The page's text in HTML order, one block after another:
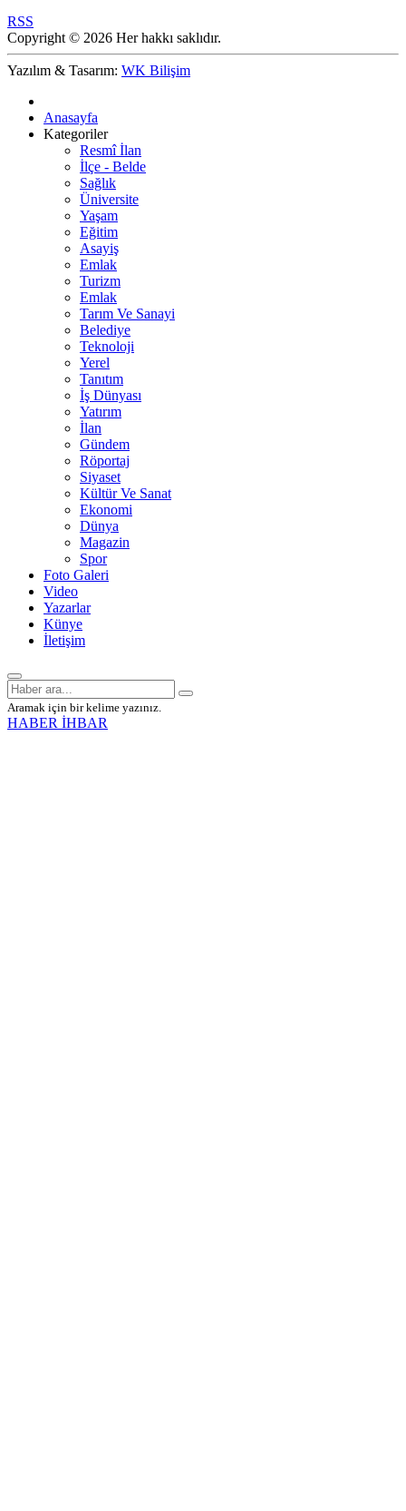
RSS
Copyright © 2026 Her hakkı saklıdır.
Yazılım & Tasarım: WK Bilişim
Anasayfa
Kategoriler
Resmî İlan
İlçe - Belde
Sağlık
Üniversite
Yaşam
Eğitim
Asayiş
Emlak
Turizm
Emlak
Tarım Ve Sanayi
Belediye
Teknoloji
Yerel
Tanıtım
İş Dünyası
Yatırım
İlan
Gündem
Röportaj
Siyaset
Kültür Ve Sanat
Ekonomi
Dünya
Magazin
Spor
Foto Galeri
Video
Yazarlar
Künye
İletişim
Aramak için bir kelime yazınız.
HABER İHBAR